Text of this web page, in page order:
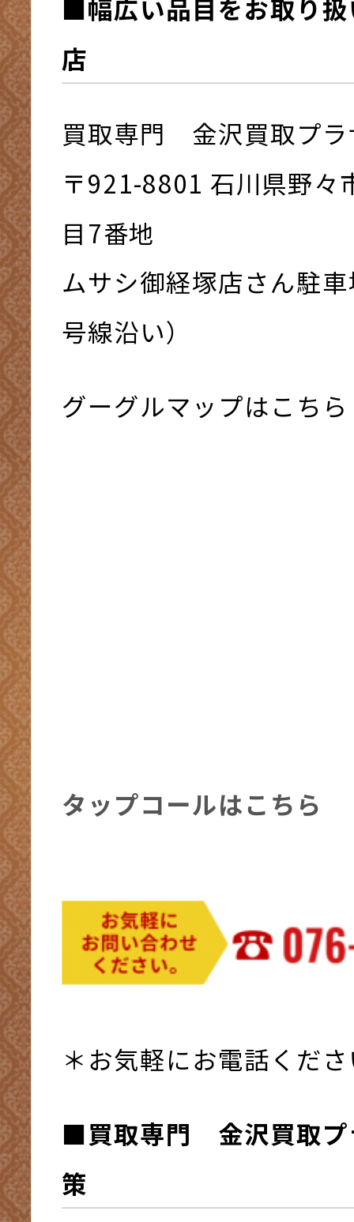
■幅広い品目をお取り
店
買取専門 金沢買取プラ
〒921-8801 ⽯川県野々
⽬7番地
ムサシ御経塚店さん駐
号線沿い）
グーグルマップはこちら
タップコールはこちら
＊お気軽にお電話くだ
■買取専門 金沢買取プ
策